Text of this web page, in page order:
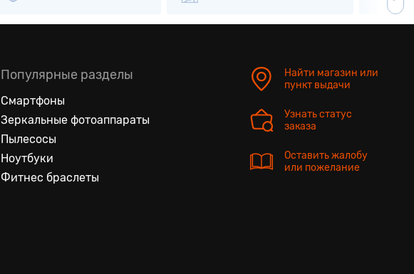
Популярные разделы
Смартфоны
Зеркальные фотоаппараты
Пылесосы
Ноутбуки
Фитнес браслеты
Найти магазин или
пункт выдачи
Узнать статус
заказа
Оставить жалобу
или пожелание